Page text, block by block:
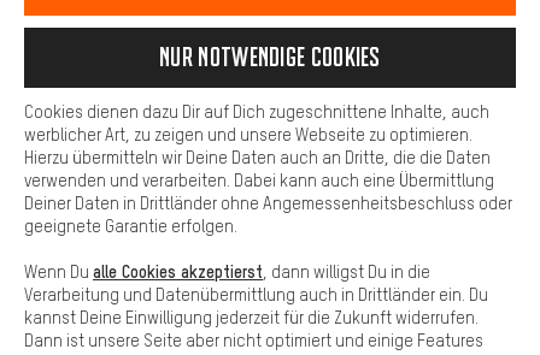
Sprache"
Deutsch
DE english
EN español
ES français
FR
VERTRAG WIDERRUFEN Aachener Community Affiliateprogramm
Impressum Datenschutz Allgemeine Geschäftsbedingungen
Cookie-Einstellungen Kontrast ändern
Alle Preise verstehen sich in Euro und exkl. MwSt zuzüglich
Verfügung stellen. Zudem hast du die Möglichkeit zusätzliche
Services zu nutzen, die es dir erleichtern die richtigen Produkte zu
finden. Beispielsweise bieten wir eine Chat-Funktion an, damit
Fragen schnell und unkompliziert beantwortet werden können.
Basis
Basis-Cookies gewährleisten, dass Du unsere Webseite
grundsätzlich nutzen kannst.
Nur Notwendige Cookies
Cookies dienen dazu Dir auf Dich zugeschnittene Inhalte, auch
werblicher Art, zu zeigen und unsere Webseite zu optimieren.
Hierzu übermitteln wir Deine Daten auch an Dritte, die die Daten
verwenden und verarbeiten. Dabei kann auch eine Übermittlung
Deiner Daten in Drittländer ohne Angemessenheitsbeschluss oder
geeignete Garantie erfolgen.
Wenn Du alle Cookies akzeptierst , dann willigst Du in die
Verarbeitung und Datenübermittlung auch in Drittländer ein. Du
kannst Deine Einwilligung jederzeit für die Zukunft widerrufen.
Dann ist unsere Seite aber nicht optimiert und einige Features